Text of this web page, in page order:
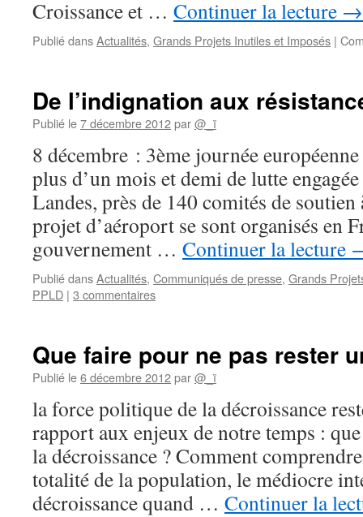
Croissance et … Continuer la lecture →
Publié dansActualités, Grands Projets Inutiles et Imposés |
De l’indignation aux
Publié le7 décembre 2012par@_ï
8 décembre : 3ème journée
plus d’un mois et demi de lutte
Landes, près de 140 comités de
projet d’aéroport se sont organisés en
gouvernement … Continuer la lecture
Publié dansActualités, Communiqués de presse, Grands
PPLD | 3 commentaires
Que faire pour ne pas rester
Publié le6 décembre 2012par@_ï
la force politique de la décroissance
rapport aux enjeux de notre temps :
la décroissance ? Comment
totalité de la population, le médiocre
décroissance quand … Continuer la